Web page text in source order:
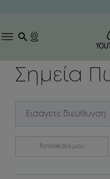
Σημεία